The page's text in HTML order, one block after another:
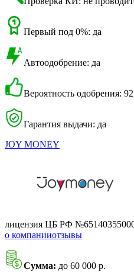
Первый под 0%: да
Автоодобрение: да
Вероятность одобрения:
Гарантия выдачи: да
JOY MONEY
лицензия ЦБ РФ
о компанииотзывы
Сумма: до 60 000 р.